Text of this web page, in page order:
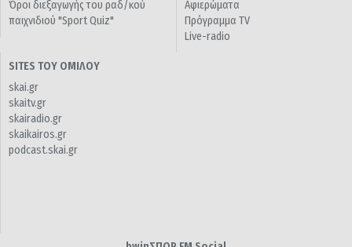
Όροι διεξαγωγής του ραδ/κού
παιχνιδιού "Sport Quiz"
Αφιερώματα
Πρόγραμμα TV
Live-radio
SITES ΤΟΥ ΟΜΙΛΟΥ
skai.gr
skaitv.gr
skairadio.gr
skaikairos.gr
podcast.skai.gr